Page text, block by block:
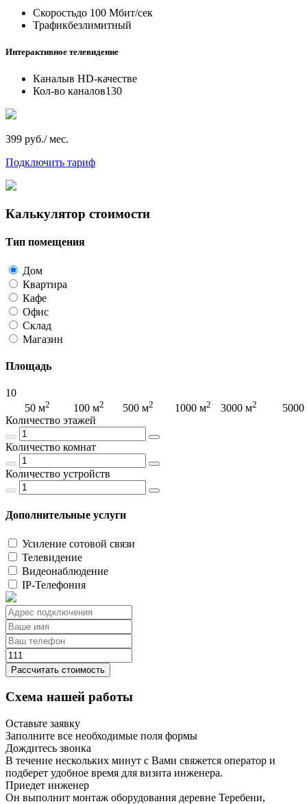
Скоростьдо 100 Мбит/сек
Трафикбезлимитный
Интерактивное телевидение
Каналыв HD-качестве
Кол-во каналов130
399 руб./ мес.
Подключить тариф
Калькулятор стоимости
Тип помещения
Дом
Квартира
Кафе
Офис
Склад
Магазин
Площадь
10
50 м2 100 м2 500 м2 1000 м2 3000 м2
Количество этажей
Количество комнат
Количество устройств
Дополнительные услуги
Усиление сотовой связи
Телевидение
Видеонаблюдение
IP-Телефония
Рассчитать стоимость
Схема нашей работы
Оставьте заявку
Заполните все необходимые поля формы
Дождитесь звонка
В течение нескольких минут с Вами свяжется оператор и
подберет удобное время для визита инженера.
Приедет инженер
Он выполнит монтаж оборудования деревне Теребени,